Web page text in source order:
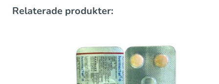
Relaterade produkter: